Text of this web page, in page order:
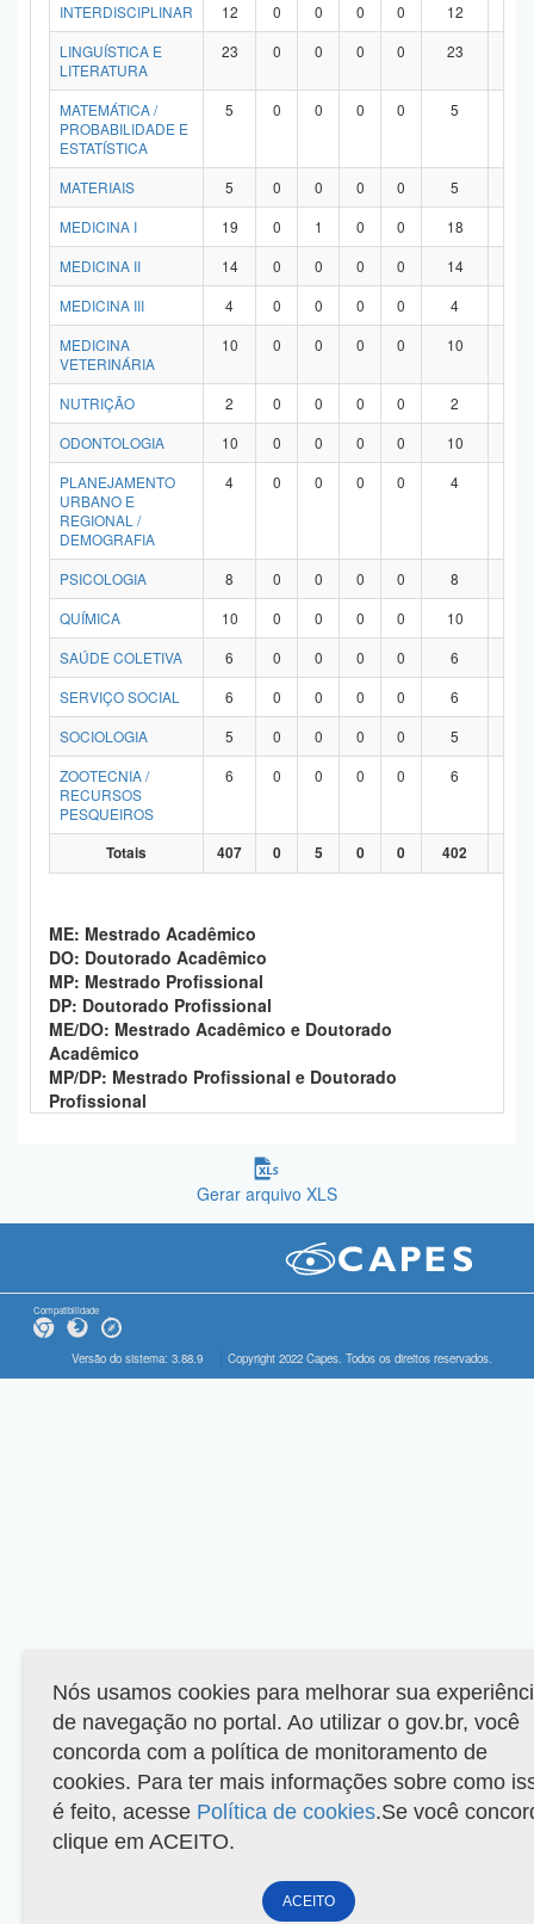
INTERDISCIPLINAR
12 0 0 0 0 12
LINGUÍSTICA E
LITERATURA
23 0 0 0 0 23
MATEMÁTICA /
PROBABILIDADE E
ESTATÍSTICA
5 0 0 0 0 5
MATERIAIS 5 0 0 0 0 5
MEDICINA I
19 0 1 0 0 18
MEDICINA II
14 0 0 0 0 14
MEDICINA III
4 0 0 0 0 4
MEDICINA
VETERINÁRIA
10 0 0 0 0 10
NUTRIÇÃO 2 0 0 0 0 2
ODONTOLOGIA
10 0 0 0 0 10
PLANEJAMENTO
URBANO E
REGIONAL /
DEMOGRAFIA
4 0 0 0 0 4
PSICOLOGIA 8 0 0 0 0 8
QUÍMICA
10 0 0 0 0 10
SAÚDE COLETIVA
6 0 0 0 0 6
SERVIÇO SOCIAL
6 0 0 0 0 6
SOCIOLOGIA
5 0 0 0 0 5
ZOOTECNIA /
RECURSOS
PESQUEIROS
6 0 0 0 0 6
Totais 407 0 5 0 0 402
ME: Mestrado Acadêmico
DO: Doutorado Acadêmico
MP: Mestrado Profissional
DP: Doutorado Profissional
ME/DO: Mestrado Acadêmico e Doutorado
Acadêmico
MP/DP: Mestrado Profissional e Doutorado
Profissional
Gerar arquivo XLS
Compatibilidade
Versão do sistema: 3.88.9 Copyright 2022 Capes. Todos os direitos reservados.
Nós usamos cookies para melhorar sua
de navegação no portal. Ao utilizar o gov.br, você
concorda com a política de monitoramento de
cookies. Para ter mais informações sobre como
é feito, acesse Política de cookies.Se você
clique em ACEITO.
ACEITO